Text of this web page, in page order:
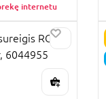
internetu
RC
6044955